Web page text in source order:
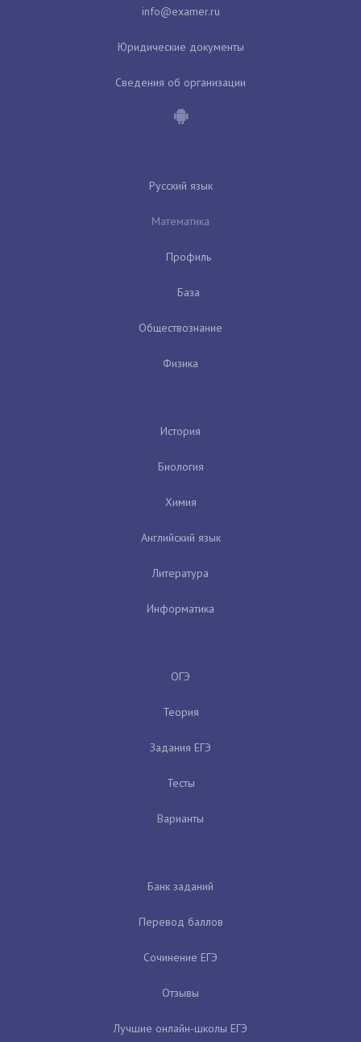
Юридические документы
Сведения об организации
Русский язык
Математика
Профиль
База
Обществознание
Физика
История
Биология
Химия
Английский язык
Литература
Информатика
ОГЭ
Теория
Задания ЕГЭ
Тесты
Варианты
Банк заданий
Перевод баллов
Сочинение ЕГЭ
Отзывы
Лучшие онлайн-школы ЕГЭ